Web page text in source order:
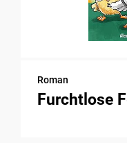
Roman
Furchtlose